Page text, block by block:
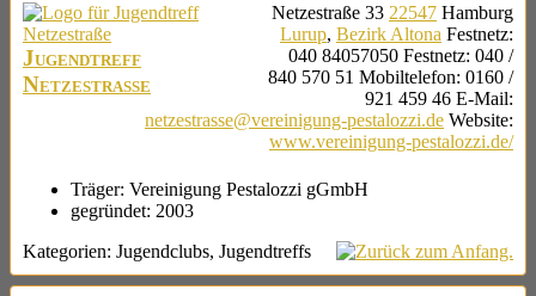
Jugendtreff
Netzestraße
Netzestraße 33 22547 Hamburg
Lurup, Bezirk Altona Festnetz:
040 84057050 Festnetz: 040 /
840 570 51 Mobiltelefon: 0160 /
921 459 46 E-Mail:
netzestrasse@vereinigung-pestalozzi.de Website:
www.vereinigung-pestalozzi.de/
Träger: Vereinigung Pestalozzi gGmbH
gegründet: 2003
Kategorien: Jugendclubs, Jugendtreffs